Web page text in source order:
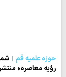
حوزه علمیه قم
رؤیه معاصره»